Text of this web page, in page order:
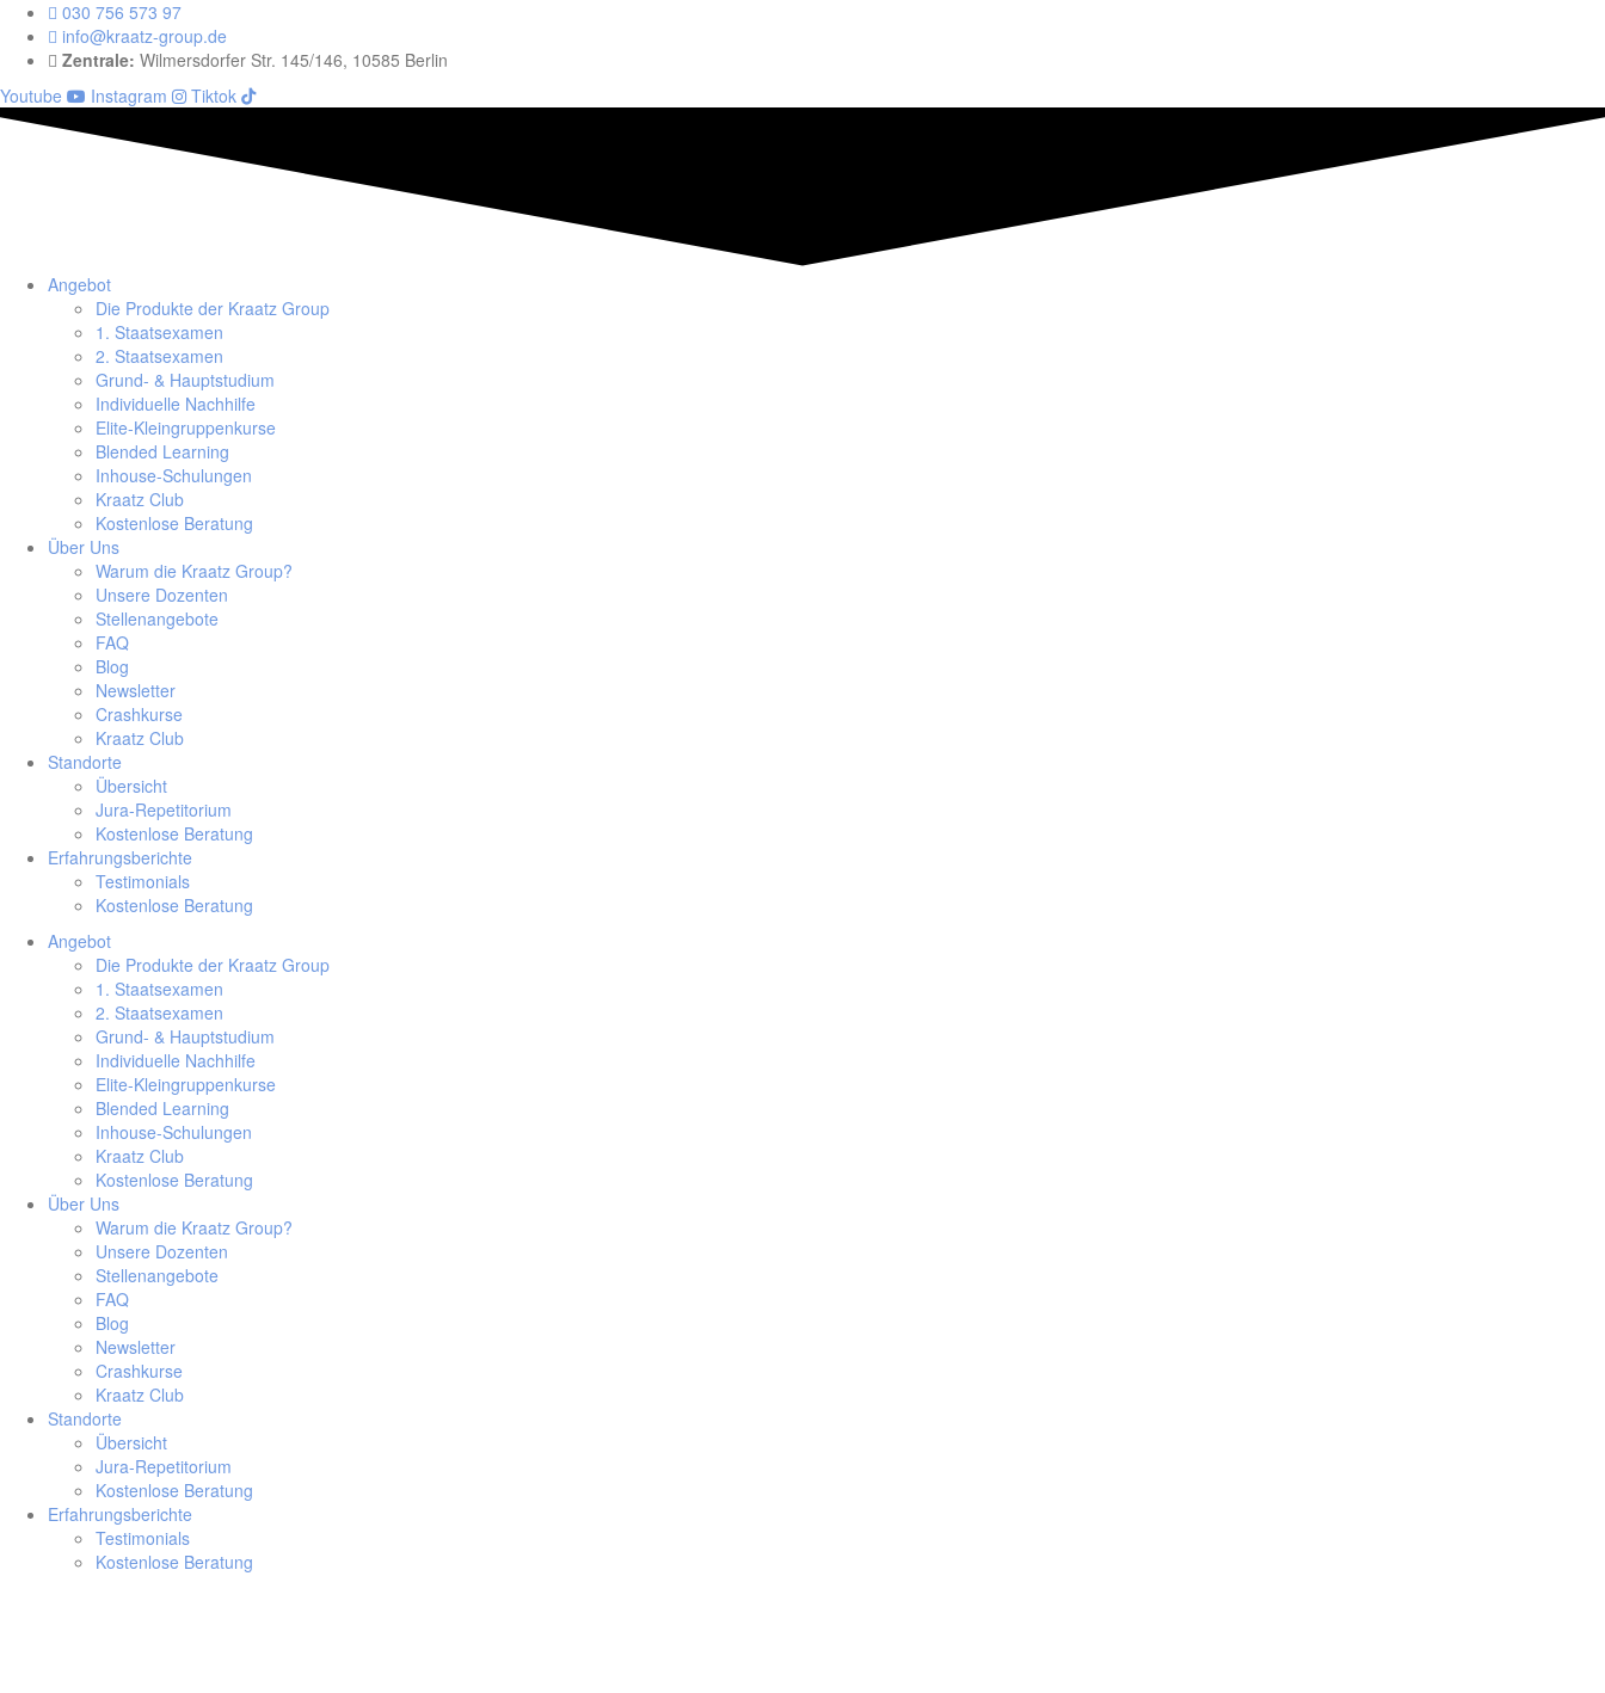
030 756 573 97
info@kraatz-group.de
Zentrale: Wilmersdorfer Str. 145/146, 10585 Berlin
Youtube
Instagram Tiktok
Angebot
Die Produkte der Kraatz Group
1. Staatsexamen
2. Staatsexamen
Grund- & Hauptstudium
Individuelle Nachhilfe
Elite-Kleingruppenkurse
Blended Learning
Inhouse-Schulungen
Kraatz Club
Kostenlose Beratung
Über Uns
Warum die Kraatz Group?
Unsere Dozenten
Stellenangebote
FAQ
Blog
Newsletter
Crashkurse
Kraatz Club
Standorte
Übersicht
Jura-Repetitorium
Kostenlose Beratung
Erfahrungsberichte
Testimonials
Kostenlose Beratung
Angebot
Die Produkte der Kraatz Group
1. Staatsexamen
2. Staatsexamen
Grund- & Hauptstudium
Individuelle Nachhilfe
Elite-Kleingruppenkurse
Blended Learning
Inhouse-Schulungen
Kraatz Club
Kostenlose Beratung
Über Uns
Warum die Kraatz Group?
Unsere Dozenten
Stellenangebote
FAQ
Blog
Newsletter
Crashkurse
Kraatz Club
Standorte
Übersicht
Jura-Repetitorium
Kostenlose Beratung
Erfahrungsberichte
Testimonials
Kostenlose Beratung